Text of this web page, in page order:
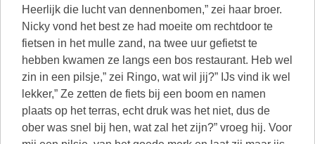
Heerlijk die lucht van dennenbomen,” zei haar broer.
Nicky vond het best ze had moeite om rechtdoor te
fietsen in het mulle zand, na twee uur gefietst te
hebben kwamen ze langs een bos restaurant. Heb wel
zin in een pilsje,” zei Ringo, wat wil jij?” IJs vind ik wel
lekker,” Ze zetten de fiets bij een boom en namen
plaats op het terras, echt druk was het niet, dus de
ober was snel bij hen, wat zal het zijn?” vroeg hij. Voor